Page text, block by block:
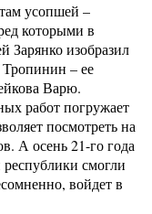
усопшей –
которыми в
Зарянко изобразил
– ее
Варю.
работ погружает
посмотреть на
А осень 21-го года
смогли
войдет в